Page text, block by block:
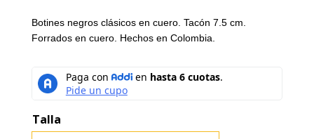
Botines negros clásicos en cuero. Tacón 7.5 cm.
Forrados en cuero. Hechos en Colombia.
Talla